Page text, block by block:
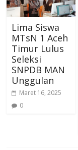
Lima Siswa
MTsN 1 Aceh
Timur Lulus
Seleksi
SNPDB MAN
Unggulan
Maret 16, 2025
0